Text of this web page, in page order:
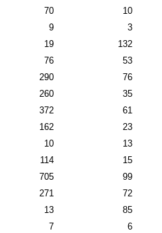
70 10
9 3
19 132
76 53
290 76
260 35
372 61
162 23
10 13
114 15
705 99
271 72
13 85
7 6